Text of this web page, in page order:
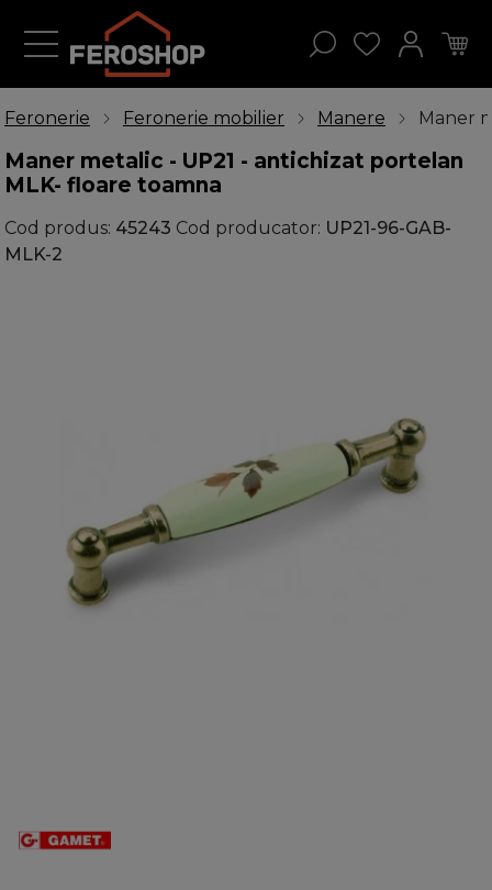
Feronerie Feronerie mobilier Manere Maner
Maner metalic - UP21 - antichizat portelan
MLK- floare toamna
Cod produs: 45243 Cod producator: UP21-96-GAB-
MLK-2